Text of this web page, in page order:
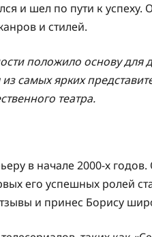
и шел по пути к успеху.
и стилей.
положило основу
самых ярких
театра.
в начале 2000-х
его успешных ролей
и принес Борису